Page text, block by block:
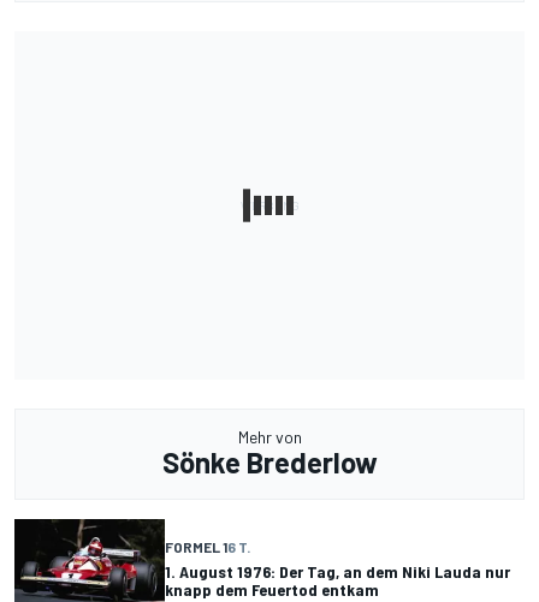
Mehr von
Sönke Brederlow
FORMEL 16 T.
1. August 1976: Der Tag, an dem Niki Lauda nur
knapp dem Feuertod entkam